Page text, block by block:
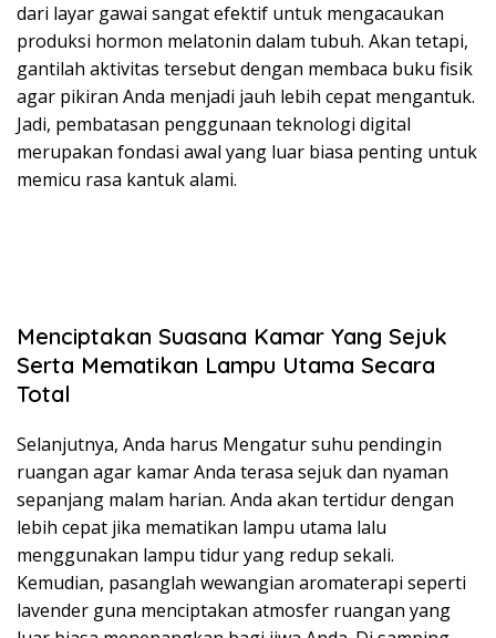
dari layar gawai sangat efektif untuk mengacaukan
produksi hormon melatonin dalam tubuh. Akan tetapi,
gantilah aktivitas tersebut dengan membaca buku fisik
agar pikiran Anda menjadi jauh lebih cepat mengantuk.
Jadi, pembatasan penggunaan teknologi digital
merupakan fondasi awal yang luar biasa penting untuk
memicu rasa kantuk alami.
Menciptakan Suasana Kamar Yang Sejuk
Serta Mematikan Lampu Utama Secara
Total
Selanjutnya, Anda harus Mengatur suhu pendingin
ruangan agar kamar Anda terasa sejuk dan nyaman
sepanjang malam harian. Anda akan tertidur dengan
lebih cepat jika mematikan lampu utama lalu
menggunakan lampu tidur yang redup sekali.
Kemudian, pasanglah wewangian aromaterapi seperti
lavender guna menciptakan atmosfer ruangan yang